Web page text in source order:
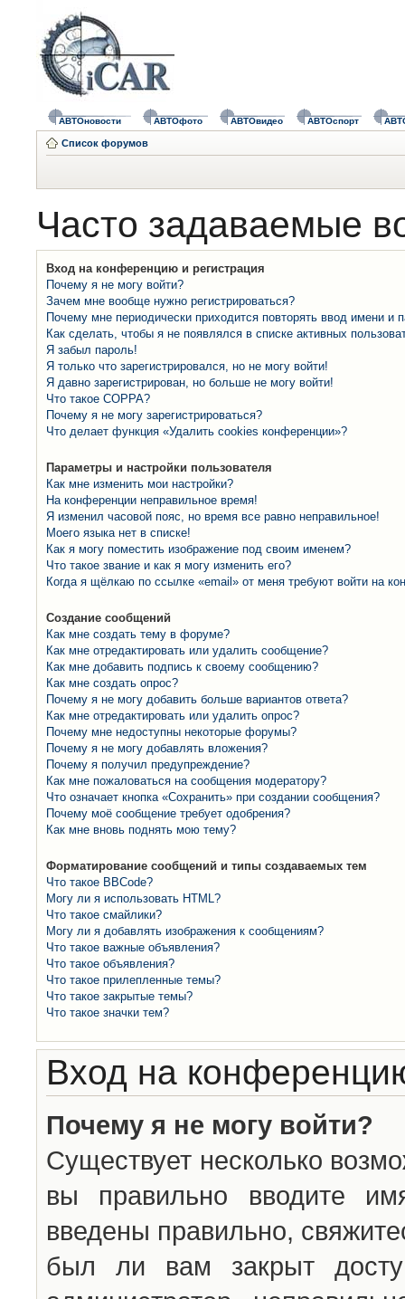
АВТОновости АВТОфото АВТОвидео АВТОспорт
Список форумов
Часто задаваемые
Вход на конференцию и регистрация
Почему я не могу войти?
Зачем мне вообще нужно регистрироваться?
Почему мне периодически приходится повторять ввод имени и
Как сделать, чтобы я не появлялся в списке активных
Я забыл пароль!
Я только что зарегистрировался, но не могу войти!
Я давно зарегистрирован, но больше не могу войти!
Что такое COPPA?
Почему я не могу зарегистрироваться?
Что делает функция «Удалить cookies конференции»?
Параметры и настройки пользователя
Как мне изменить мои настройки?
На конференции неправильное время!
Я изменил часовой пояс, но время все равно неправильное!
Моего языка нет в списке!
Как я могу поместить изображение под своим именем?
Что такое звание и как я могу изменить его?
Когда я щёлкаю по ссылке «email» от меня требуют войти на
Создание сообщений
Как мне создать тему в форуме?
Как мне отредактировать или удалить сообщение?
Как мне добавить подпись к своему сообщению?
Как мне создать опрос?
Почему я не могу добавить больше вариантов ответа?
Как мне отредактировать или удалить опрос?
Почему мне недоступны некоторые форумы?
Почему я не могу добавлять вложения?
Почему я получил предупреждение?
Как мне пожаловаться на сообщения модератору?
Что означает кнопка «Сохранить» при создании сообщения?
Почему моё сообщение требует одобрения?
Как мне вновь поднять мою тему?
Форматирование сообщений и типы создаваемых тем
Что такое BBCode?
Могу ли я использовать HTML?
Что такое смайлики?
Могу ли я добавлять изображения к сообщениям?
Что такое важные объявления?
Что такое объявления?
Что такое прилепленные темы?
Что такое закрытые темы?
Что такое значки тем?
Вход на
Почему я не могу войти?
Существует несколько
вы правильно вводите
введены правильно,
был ли вам закрыт